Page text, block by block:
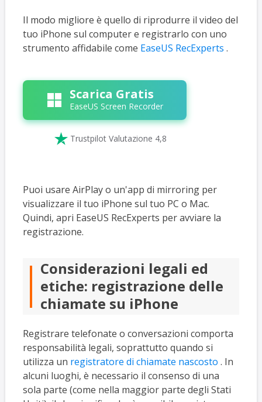
Il modo migliore è quello di riprodurre il video del
tuo iPhone sul computer e registrarlo con uno
strumento affidabile come EaseUS RecExperts .
Scarica Gratis
EaseUS Screen Recorder
 Trustpilot Valutazione 4,8
Puoi usare AirPlay o un'app di mirroring per
visualizzare il tuo iPhone sul tuo PC o Mac.
Quindi, apri EaseUS RecExperts per avviare la
registrazione.
Considerazioni legali ed
etiche: registrazione delle
chiamate su iPhone
Registrare telefonate o conversazioni comporta
responsabilità legali, soprattutto quando si
utilizza un registratore di chiamate nascosto . In
alcuni luoghi, è necessario il consenso di una
sola parte (come nella maggior parte degli Stati